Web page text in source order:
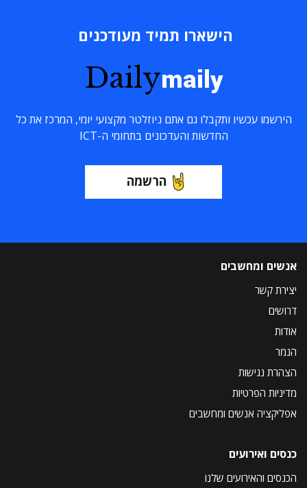
הישארו תמיד מעודכנים
Dailymaily
הירשמו עכשיו ותקבלו גם אתם ניוזלטר מקצועי יומי, המרכז את כל
החדשות והעדכונים בתחומי ה-ICT
הרשמה
אנשים ומחשבים
יצירת קשר
דרושים
אודות
הנמר
הצהרת נגישות
מדיניות הפרטיות
אפליקציה אנשים ומחשבים
כנסים ואירועים
הכנסים והאירועים שלנו